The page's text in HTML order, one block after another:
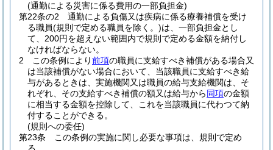
(通勤による災害に係る費用の一部負担金)
第22条の2
通勤による負傷又は疾病に係る療養補償を受け
る職員(規則で定める職員を除く。)は、一部負担金とし
て、200円を超えない範囲内で規則で定める金額を納付し
なければならない。
2
この条例により前項の職員に支給すべき補償がある場合又
は当該補償がない場合において、当該職員に支給すべき給
与があるときは、実施機関又は職員の給与支給機関は、そ
れぞれ、その支給すべき補償の額又は給与から同項の金額
に相当する金額を控除して、これを当該職員に代わつて納
付することができる。
(規則への委任)
第23条
この条例の実施に関し必要な事項は、規則で定め